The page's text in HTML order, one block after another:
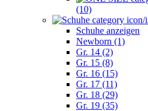
(10)
Schuhe anzeigen
Newborn (1)
Gr. 14 (2)
Gr. 15 (8)
Gr. 16 (15)
Gr. 17 (11)
Gr. 18 (29)
Gr. 19 (35)